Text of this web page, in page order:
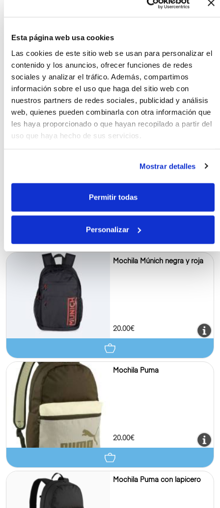
Esta página web usa cookies
Las cookies de este sitio web se usan para personalizar el
contenido y los anuncios, ofrecer funciones de redes
sociales y analizar el tráfico. Además, compartimos
información sobre el uso que haga del sitio web con
nuestros partners de redes sociales, publicidad y análisis
web, quienes pueden combinarla con otra información que
les haya proporcionado o que hayan recopilado a partir del
uso que haya hecho de sus servicios.
Mostrar detalles
Permitir todas
Personalizar
50.00€
Mochila Múnich negra y roja
20.00€
Mochila Puma
20.00€
Mochila Puma con lapicero